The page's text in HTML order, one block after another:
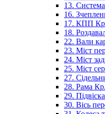
13.
16.
17. КПП
18.
22. Вали
23. Міст
24. Міст
25. Міст
27.
28. Рама
29.
30. Вісь